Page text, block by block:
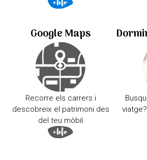
Google Maps
Recorre els carrers i
descobreix el patrimoni des
del teu mòbil